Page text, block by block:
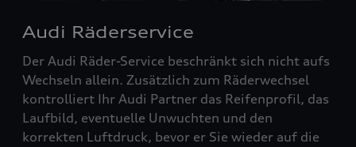
Audi Räderservice
Der Audi Räder-Service beschränkt sich nicht aufs
Wechseln allein. Zusätzlich zum Räderwechsel
kontrolliert Ihr Audi Partner das Reifenprofil, das
Laufbild, eventuelle Unwuchten und den
korrekten Luftdruck, bevor er Sie wieder auf die